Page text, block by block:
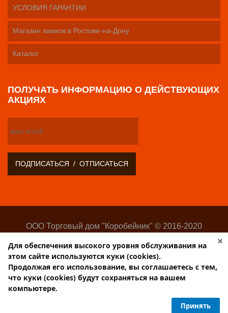
УСЛОВИЯ ГАРАНТИИ
Магазин замков в Ростове-на-Дону
Каталог
ПОЛУЧАТЬ ИНФОРМАЦИЮ О ДЕЙСТВУЮЩИХ
АКЦИЯХ
ООО Торговый дом "Коробейник" © 2016-2020
изделий
Разработка:Web-студия Websilon
Поддержка сайта —ООО «Центр-Интернет»
Торговый дом КОРОБЕЙНИК
×
Для обеспечения высокого уровня обслуживания на
этом сайте используются куки (cookies).
Продолжая его использование, вы соглашаетесь с тем,
что куки (cookies) будут сохраняться на вашем
компьютере.
Принять